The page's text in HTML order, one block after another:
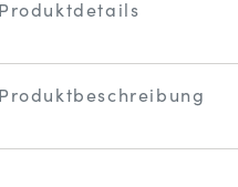
Produktdetails
Produktbeschreibung